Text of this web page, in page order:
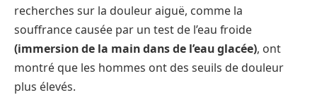
recherches sur la douleur aiguë, comme la
souffrance causée par un test de l’eau froide
(immersion de la main dans de l’eau glacée), ont
montré que les hommes ont des seuils de douleur
plus élevés.